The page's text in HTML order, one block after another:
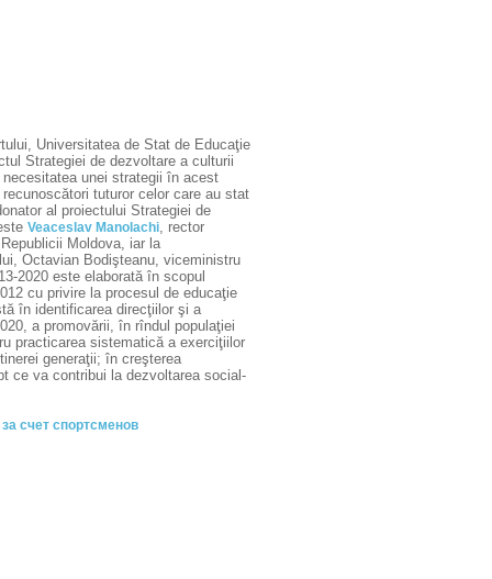
Universitatea de Stat de Educaţie
Strategiei de dezvoltare a culturii
unei strategii în acest
tuturor celor care au stat
al proiectului Strategiei de
Veaceslav Manolachi, rector
Moldova, iar la
Octavian Bodişteanu, viceministru
2020 este elaborată în scopul
cu privire la procesul de educaţie
în identificarea direcţiilor şi a
a promovării, în rîndul populaţiei
practicarea sistematică a exerciţiilor
generaţii; în creşterea
ce va contribui la dezvoltarea social-
счет спортсменов